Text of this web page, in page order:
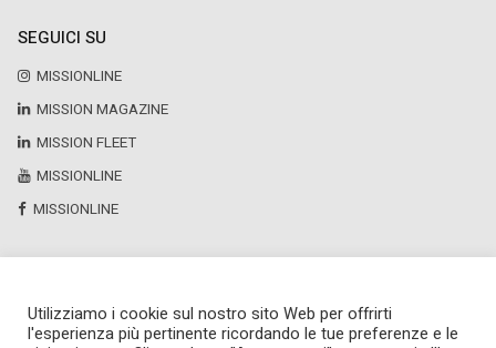
SEGUICI SU
MISSIONLINE
MISSION MAGAZINE
MISSION FLEET
MISSIONLINE
MISSIONLINE
Copyright © 2025 by Newsteca
P.Iva 13171520151
Utilizziamo i cookie sul nostro sito Web per offrirti
l'esperienza più pertinente ricordando le tue preferenze e le